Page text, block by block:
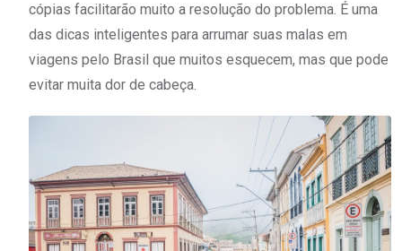
cópias facilitarão muito a resolução do problema. É uma
das dicas inteligentes para arrumar suas malas em
viagens pelo Brasil que muitos esquecem, mas que pode
evitar muita dor de cabeça.